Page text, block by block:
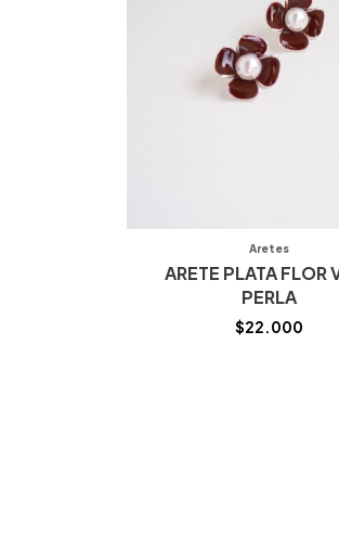
Aretes
ARETE PLATA FLOR
PERLA
$22.000